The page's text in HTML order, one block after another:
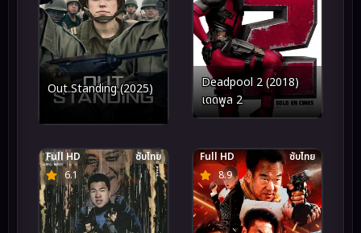
Out Standing (2025)
Deadpool 2 (2018)
เดดพูล 2
6.1
Full HD ซับไทย
8.9
Full HD ซับไทย